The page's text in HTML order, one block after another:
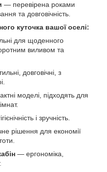
— перевірена роками
та довговічність.
куточка вашої оселі:
для щоденного
виливом та
довговічні, з
моделі, підходять для
і зручність.
рішення для економії
— ергономіка,